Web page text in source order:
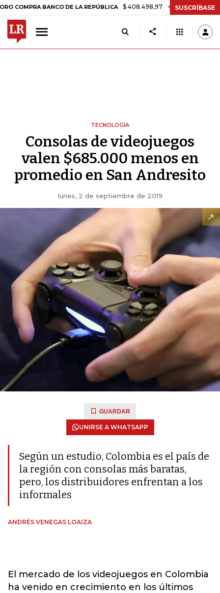
BANCO DE LA REPÚBLICA $ 408.498,97 +$ 8.753,81 +2,19%
SUSCRÍBASE
TECNOLOGÍA
Consolas de videojuegos
valen $685.000 menos en
promedio en San Andresito
lunes, 2 de septiembre de 2019
GUARDAR
UNIRSE A WHATSAPP
Según un estudio, Colombia es el país de
la región con consolas más baratas,
pero, los distribuidores enfrentan a los
informales
ANDRÉS VENEGAS LOAIZA
El mercado de los videojuegos en Colombia
ha venido en crecimiento en los últimos